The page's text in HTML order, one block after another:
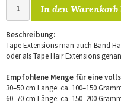
In den Warenkorb
Beschreibung:
Tape Extensions man auch Band
oder als Tape Hair Extensions
Empfohlene Menge für eine
30–50 cm Länge: ca. 100–150
60–70 cm Länge: ca. 150–200